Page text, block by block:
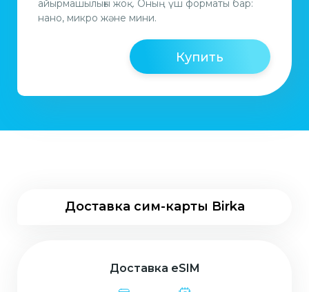
айырмашылығы жоқ. Оның үш форматы бар:
нано, микро және мини.
Купить
Доставка сим-карты Birka
Доставка eSIM